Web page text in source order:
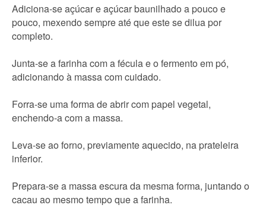
Adiciona-se açúcar e açúcar baunilhado a pouco e
pouco, mexendo sempre até que este se dilua por
completo.
Junta-se a farinha com a fécula e o fermento em pó,
adicionando à massa com cuidado.
Forra-se uma forma de abrir com papel vegetal,
enchendo-a com a massa.
Leva-se ao forno, previamente aquecido, na prateleira
inferior.
Prepara-se a massa escura da mesma forma, juntando o
cacau ao mesmo tempo que a farinha.